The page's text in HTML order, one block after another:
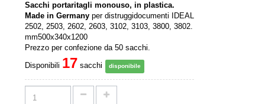
Sacchi portaritagli monouso, in plastica.
Made in Germanyper distruggidocumenti IDEAL
2502, 2503, 2602, 2603, 3102, 3103, 3800, 3802.
mm500x340x1200
Prezzo per confezione da 50 sacchi.
Disponibili 17 sacchi disponibile